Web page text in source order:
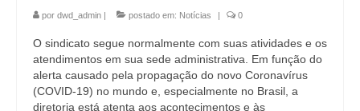
por dwd_admin postado em: Notícias 0
O sindicato segue normalmente com suas atividades e os
atendimentos em sua sede administrativa. Em função do
alerta causado pela propagação do novo Coronavírus
(COVID-19) no mundo e, especialmente no Brasil, a
diretoria está atenta aos acontecimentos e às